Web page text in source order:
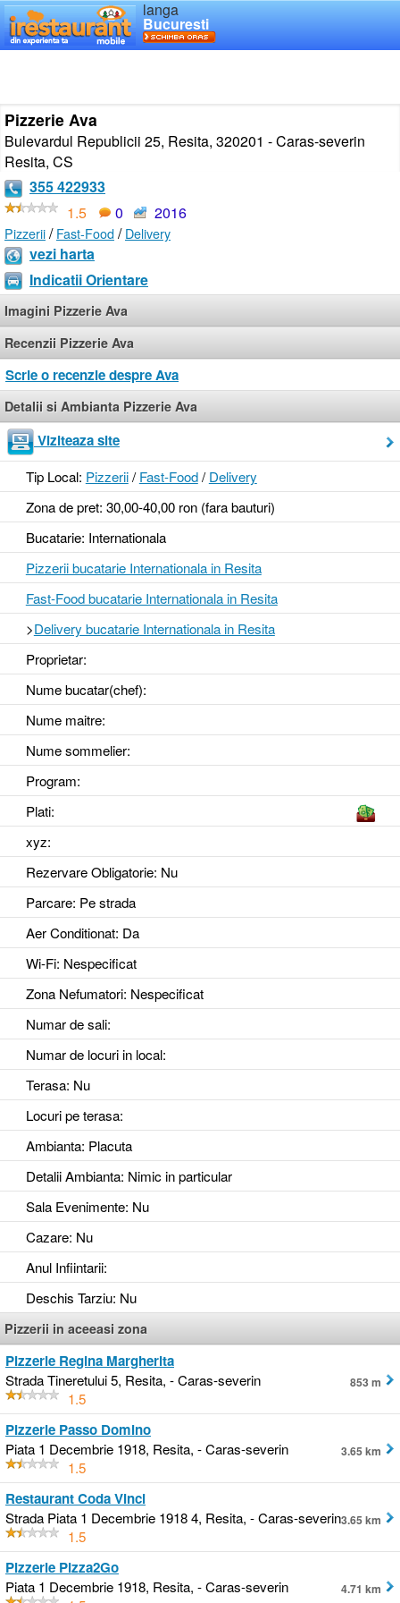
langa
Bucuresti
Pizzerie Ava
Bulevardul Republicii 25, Resita, 320201 - Caras-severin
Resita, CS
355 422933
1.5
0 2016
Pizzerii/Fast-Food/Delivery
vezi harta
Indicatii Orientare
Imagini Pizzerie Ava
Recenzii Pizzerie Ava
Scrie o recenzie despre Ava
Detalii si Ambianta Pizzerie Ava
Viziteaza site
Tip Local: Pizzerii/Fast-Food/Delivery
Zona de pret: 30,00-40,00 ron (fara bauturi)
Bucatarie: Internationala
Pizzerii bucatarie Internationala in Resita
Fast-Food bucatarie Internationala in Resita
>Delivery bucatarie Internationala in Resita
Proprietar:
Nume bucatar(chef):
Nume maitre:
Nume sommelier:
Program:
Plati:
xyz:
Rezervare Obligatorie: Nu
Parcare: Pe strada
Aer Conditionat: Da
Wi-Fi: Nespecificat
Zona Nefumatori: Nespecificat
Numar de sali:
Numar de locuri in local:
Terasa: Nu
Locuri pe terasa:
Ambianta: Placuta
Detalii Ambianta: Nimic in particular
Sala Evenimente: Nu
Cazare: Nu
Anul Infiintarii:
Deschis Tarziu: Nu
Pizzerii in aceeasi zona
Pizzerie Regina Margherita
Strada Tineretului 5, Resita, - Caras-severin
1.5
853 m
Pizzerie Passo Domino
Piata 1 Decembrie 1918, Resita, - Caras-severin
1.5
3.65 km
Restaurant Coda Vinci
Strada Piata 1 Decembrie 1918 4, Resita, - Caras-severin
1.5
3.65 km
Pizzerie Pizza2Go
Piata 1 Decembrie 1918, Resita, - Caras-severin
4.71 km